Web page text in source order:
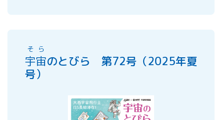
宇宙
そら
のとびら 第72号（2025年夏
号）